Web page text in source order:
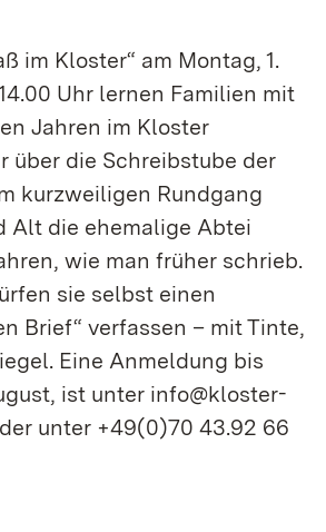
im Kloster“ am Montag, 1.
Uhr lernen Familien mit
Jahren im Kloster
über die Schreibstube der
kurzweiligen Rundgang
Alt die ehemalige Abtei
wie man früher schrieb.
sie selbst einen
Brief“ verfassen – mit Tinte,
Eine Anmeldung bis
ist unter info@kloster-
unter +49(0)70 43.92 66